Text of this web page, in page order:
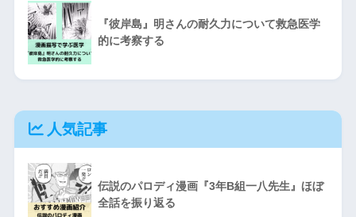
『彼岸島』明さんの耐久力について救急医学
的に考察する
人気記事
伝説のパロディ漫画『3年B組一八先生』ほぼ
全話を振り返る